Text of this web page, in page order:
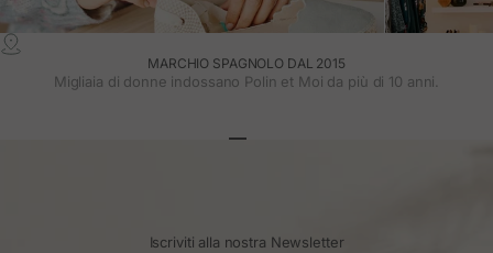
MARCHIO SPAGNOLO DAL 2015
Migliaia di donne indossano Polin et Moi da più di 10 anni.
Iscriviti alla nostra Newsletter